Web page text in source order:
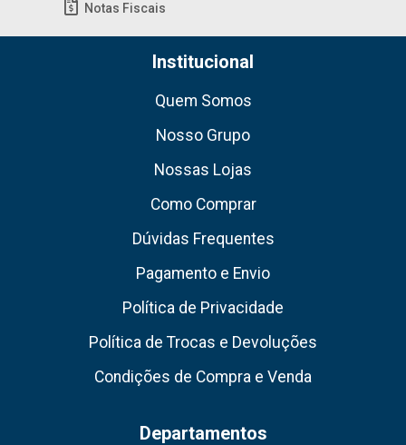
Notas Fiscais
Institucional
Quem Somos
Nosso Grupo
Nossas Lojas
Como Comprar
Dúvidas Frequentes
Pagamento e Envio
Política de Privacidade
Política de Trocas e Devoluções
Condições de Compra e Venda
Departamentos